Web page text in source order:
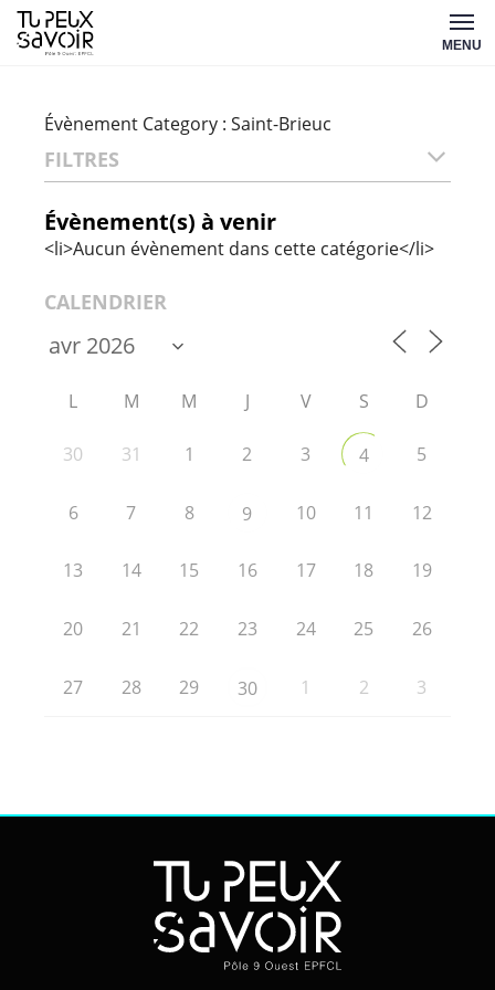
Aller
au
MENU
Évènement Category : Saint-Brieuc
FILTRES
Évènement(s) à venir
<li>Aucun évènement dans cette catégorie</li>
CALENDRIER
L M M J V S D
30 31 1 2 3 4 5
6 7 8 9 10 11 12
13 14 15 16 17 18 19
20 21 22 23 24 25 26
27 28 29 30 1 2 3